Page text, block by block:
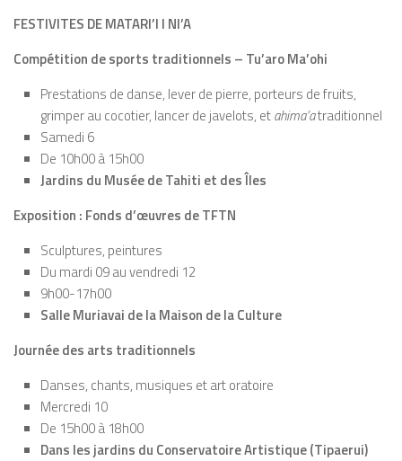
FESTIVITES DE MATARI’I I NI’A
Compétition de sports traditionnels – Tu’aro Ma’ohi
Prestations de danse, lever de pierre, porteurs de fruits,
grimper au cocotier, lancer de javelots, etahima’atraditionnel
Samedi 6
De 10h00 à 15h00
Jardins du Musée de Tahiti et des Îles
Exposition : Fonds d’œuvres de TFTN
Sculptures, peintures
Du mardi 09 au vendredi 12
9h00-17h00
Salle Muriavai de la Maison de la Culture
Journée des arts traditionnels
Danses, chants, musiques et art oratoire
Mercredi 10
De 15h00 à 18h00
Dans les jardins du Conservatoire Artistique (Tipaerui)